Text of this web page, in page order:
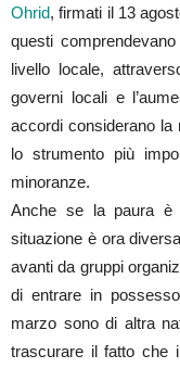
Ohrid, firmati il 13
questi
livello locale,
governi locali e
accordi considerano la
lo strumento più
minoranze.
Anche se la paura è
situazione è ora
avanti da gruppi
di entrare in
marzo sono di altra
trascurare il fatto che